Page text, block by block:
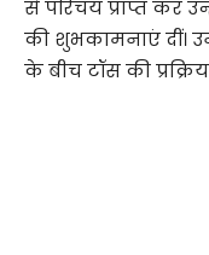
से परिचय प्राप्त कर
की शुभकामनाएं दीं।
के बीच टॉस की